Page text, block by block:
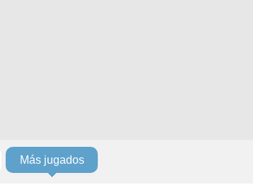
Más jugados